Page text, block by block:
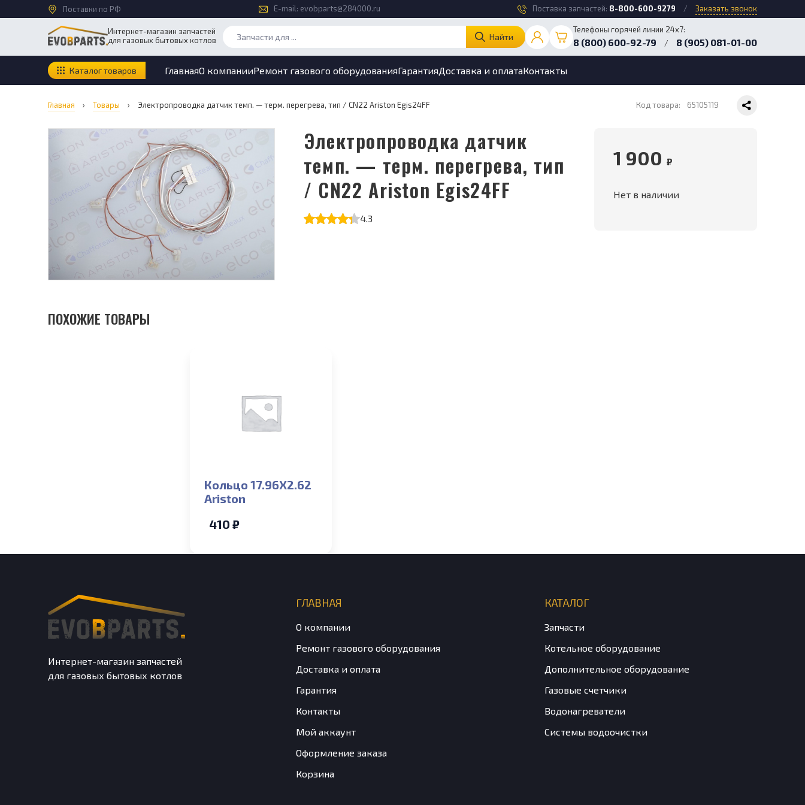
Поставки по РФ E-mail: evobparts@284000.ru Поставка запчастей: 8-800-600-9279 / Заказать звонок
Интернет-магазин запчастей
для газовых бытовых котлов
Найти
Телефоны горячей линии 24х7:
8 (800) 600-92-79 / 8 (905) 081-01-00
Каталог товаров ГлавнаяО компанииРемонт газового оборудованияГарантияДоставка и оплатаКонтакты
Главная › Товары › Электропроводка датчик темп. — терм. перегрева, тип / CN22 Ariston Egis24FF Код товара: 65105119
Электропроводка датчик
темп. — терм. перегрева, тип
/ CN22 Ariston Egis24FF
4.3
1 900 ₽
Нет в наличии
ПОХОЖИЕ ТОВАРЫ
Кольцо 17.96X2.62
Ariston
410 ₽
Интернет-магазин запчастей
для газовых бытовых котлов
ГЛАВНАЯ
О компании
Ремонт газового оборудования
Доставка и оплата
Гарантия
Контакты
Мой аккаунт
Оформление заказа
Корзина
КАТАЛОГ
Запчасти
Котельное оборудование
Дополнительное оборудование
Газовые счетчики
Водонагреватели
Системы водоочистки